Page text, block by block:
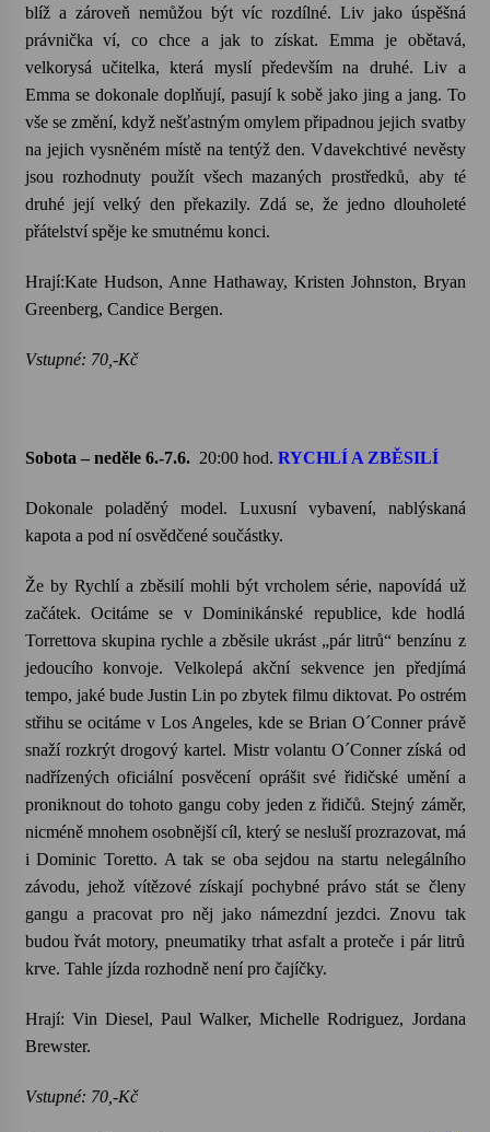
28. 7. 2026
Votavžatský ploty
23. 7. 2026
Letní koncerty ve Stromovce: Rufus Miller
22. 7. 2026
Vysočinka
13. 7. 2026
Želiv
3. 7. 2026
Petr Adamec – Malovaný svět
30. 6. 2026
blíž a zároveň nemůžou být víc rozdílné. Livjako úspěšná
právnička ví, co chce a jak to získat. Emma je obětavá,
velkorysá učitelka, která myslí především na druhé.Liv a
Emma se dokonale doplňují, pasují k sobě jako jing a jang. To
vše se změní, když nešťastným omylem připadnou jejich svatby
na jejich vysněném místě na tentýž den. Vdavekchtivé nevěsty
jsou rozhodnuty použít všech mazaných prostředků, aby té
druhé její velký den překazily. Zdá se, že jedno dlouholeté
přátelství spěje ke smutnému konci.
Hrají:Kate Hudson, Anne Hathaway, Kristen Johnston, Bryan
Greenberg, CandiceBergen.
Vstupné: 70,-Kč
Sobota – neděle 6.-7.6. 20:00 hod. RYCHLÍ A ZBĚSILÍ
Dokonale poladěnýmodel. Luxusní vybavení, nablýskaná
kapota a pod ní osvědčené součástky.
Že by Rychlí a zběsilí mohli být vrcholem série, napovídá už
začátek. Ocitáme se v Dominikánské republice, kde hodlá
Torrettova skupina rychle a zběsile ukrást „pár litrů“ benzínu z
jedoucího konvoje. Velkolepá akční sekvence jen předjímá
tempo, jaké bude Justin Lin po zbytek filmu diktovat. Po ostrém
střihu se ocitáme v Los Angeles, kde se Brian O´Conner právě
snaží rozkrýt drogový kartel. Mistr volantu O´Conner získá od
nadřízených oficiální posvěcení oprášit své řidičské umění a
proniknout do tohoto gangu coby jeden z řidičů. Stejný záměr,
nicméně mnohem osobnější cíl, který se nesluší prozrazovat, má
iDominic Toretto. A tak se oba sejdou na startu nelegálního
závodu, jehož vítězové získají pochybné právo stát se členy
gangu a pracovat pro něj jako námezdní jezdci. Znovu tak
budou řvát motory, pneumatiky trhat asfalt a proteče i pár litrů
krve. Tahle jízda rozhodně není pro čajíčky.
Hrají: Vin Diesel, PaulWalker,Michelle Rodriguez, Jordana
Brewster.
Vstupné: 70,-Kč